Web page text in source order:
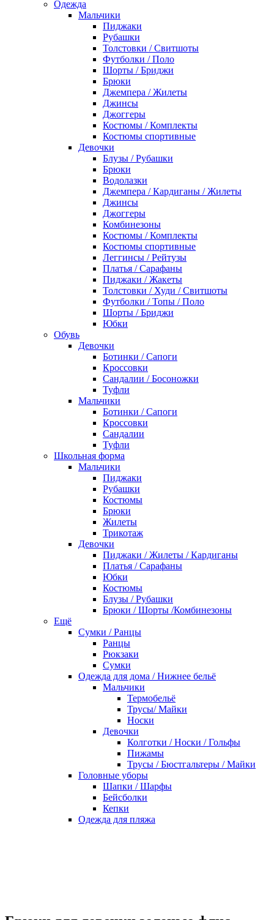
Одежда
Мальчики
Пиджаки
Рубашки
Толстовки / Свитшоты
Футболки / Поло
Шорты / Бриджи
Брюки
Джемпера / Жилеты
Джинсы
Джоггеры
Костюмы / Комплекты
Костюмы спортивные
Девочки
Блузы / Рубашки
Брюки
Водолазки
Джемпера / Кардиганы / Жилеты
Джинсы
Джоггеры
Комбинезоны
Костюмы / Комплекты
Костюмы спортивные
Леггинсы / Рейтузы
Платья / Сарафаны
Пиджаки / Жакеты
Толстовки / Худи / Свитшоты
Футболки / Топы / Поло
Шорты / Бриджи
Юбки
Обувь
Девочки
Ботинки / Сапоги
Кроссовки
Сандалии / Босоножки
Туфли
Мальчики
Ботинки / Сапоги
Кроссовки
Сандалии
Туфли
Школьная форма
Мальчики
Пиджаки
Рубашки
Костюмы
Брюки
Жилеты
Трикотаж
Девочки
Пиджаки / Жилеты / Кардиганы
Платья / Сарафаны
Юбки
Костюмы
Блузы / Рубашки
Брюки / Шорты /Комбинезоны
Ещё
Сумки / Ранцы
Ранцы
Рюкзаки
Сумки
Одежда для дома / Нижнее бельё
Мальчики
Термобельё
Трусы/ Майки
Носки
Девочки
Колготки / Носки / Гольфы
Пижамы
Трусы / Бюстгальтеры / Майки
Головные уборы
Шапки / Шарфы
Бейсболки
Кепки
Одежда для пляжа